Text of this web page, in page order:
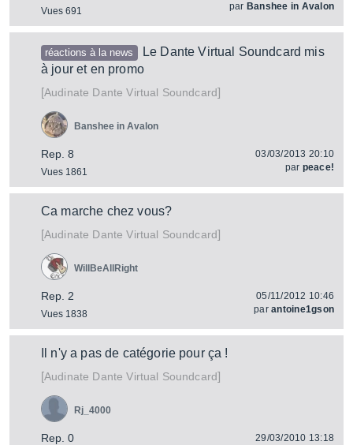
Vues 691
par Banshee in Avalon
réactions à la news
Le Dante Virtual Soundcard mis
à jour et en promo
[Audinate Dante Virtual Soundcard]
Rep. 8
Vues 1861
Banshee in Avalon
03/03/2013 20:10
par peace!
Ca marche chez vous?
[Audinate Dante Virtual Soundcard]
Rep. 2
Vues 1838
WillBeAllRight
05/11/2012 10:46
parantoine1gson
Il n'y a pas de catégorie pour ça !
[Audinate Dante Virtual Soundcard]
Rep. 0
Rj_4000
29/03/2010 13:18